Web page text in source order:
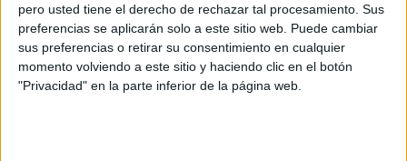
pero usted tiene el derecho de rechazar tal procesamiento. Sus
preferencias se aplicarán solo a este sitio web. Puede cambiar
sus preferencias o retirar su consentimiento en cualquier
momento volviendo a este sitio y haciendo clic en el botón
"Privacidad" en la parte inferior de la página web.